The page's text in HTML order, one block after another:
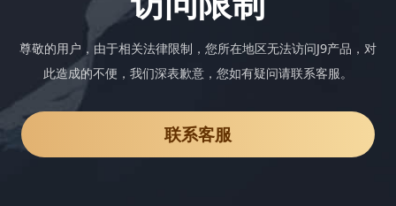
尊敬的用户，由于相关法律限制，您所在地区无法访问J9产品，对
此造成的不便，我们深表歉意，您如有疑问请联系客服。
联系客服